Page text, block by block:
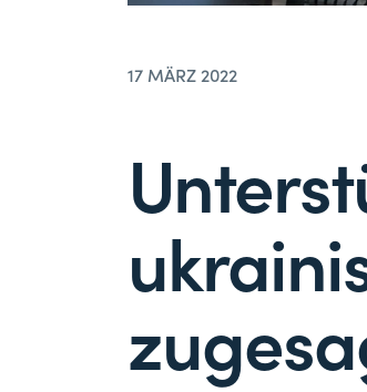
17 MÄRZ 2022